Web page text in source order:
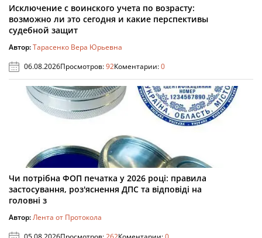
Исключение с воинского учета по возрасту:
возможно ли это сегодня и какие перспективы
судебной защит
Автор:Тарасенко Вера Юрьевна
06.08.2026Просмотров:92Коментарии:0
Чи потрібна ФОП печатка у 2026 році: правила
застосування, роз'яснення ДПС та відповіді на
головні з
Автор:Лента от Протокола